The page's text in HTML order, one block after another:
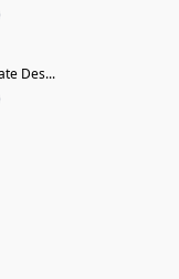
Des...